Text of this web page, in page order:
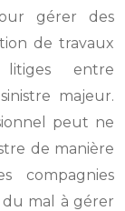
gérer des
de travaux
entre
majeur.
peut ne
de manière
compagnies
du mal à gérer